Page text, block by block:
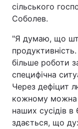
сільського
Соболев.
"Я думаю, що
більше роботи
специфічна
Через дефіцит
кожному можна
наших сусідів
здається, що